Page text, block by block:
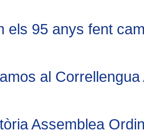
els 95 anys fent
al
Assemblea